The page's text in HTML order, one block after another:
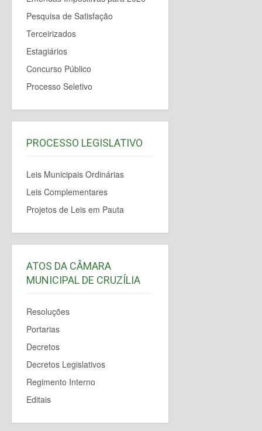
Pesquisa de Satisfação
Terceirizados
Estagiários
Concurso Público
Processo Seletivo
PROCESSO LEGISLATIVO
Leis Municipais Ordinárias
Leis Complementares
Projetos de Leis em Pauta
ATOS DA CÂMARA
MUNICIPAL DE CRUZÍLIA
Resoluções
Portarias
Decretos
Decretos Legislativos
Regimento Interno
Editais